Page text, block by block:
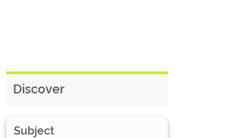
Discover
Subject